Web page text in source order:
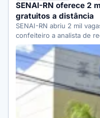
SENAI-RN oferece 2
gratuitos a distância
SENAI-RN abriu 2 mil
confeiteiro a analista de